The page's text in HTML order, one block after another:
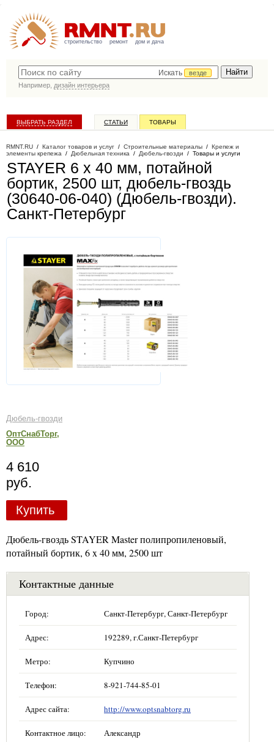
строительство ремонт дом и дача
Искать
везде
Например, дизайн интерьера
ВЫБРАТЬ РАЗДЕЛ СТАТЬИ ТОВАРЫ
RMNT.RU / Каталог товаров и услуг / Строительные материалы / Крепеж и
элементы крепежа / Дюбельная техника / Дюбель-гвозди / Товары и услуги
STAYER 6 х 40 мм, потайной
бортик, 2500 шт, дюбель-гвоздь
(30640-06-040) (Дюбель-гвозди).
Санкт-Петербург
Дюбель-гвозди
ОптСнабТорг,
ООО
4 610
руб.
Купить
Дюбель-гвоздь STAYER Master полипропиленовый,
потайный бортик, 6 x 40 мм, 2500 шт
Контактные данные
Город: Санкт-Петербург, Санкт-Петербург
Адрес: 192289, г.Санкт-Петербург
Метро: Купчино
Телефон: 8-921-744-85-01
Адрес сайта: http://www.optsnabtorg.ru
Контактное лицо: Александр